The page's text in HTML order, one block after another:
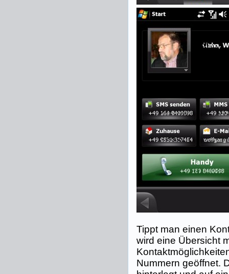
Tippt man einen
wird eine Übersicht
Nummern geöffnet.